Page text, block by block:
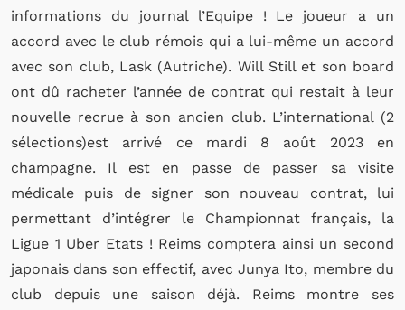
informations du journal l’Equipe ! Le joueur a un
accord avec le club rémois qui a lui-même un accord
avec son club, Lask (Autriche). Will Still et son board
ont dû racheter l’année de contrat qui restait à leur
nouvelle recrue à son ancien club. L’international (2
sélections)est arrivé ce mardi 8 août 2023 en
champagne. Il est en passe de passer sa visite
médicale puis de signer son nouveau contrat, lui
permettant d’intégrer le Championnat français, la
Ligue 1 Uber Etats ! Reims comptera ainsi un second
japonais dans son effectif, avec Junya Ito, membre du
club depuis une saison déjà. Reims montre ses